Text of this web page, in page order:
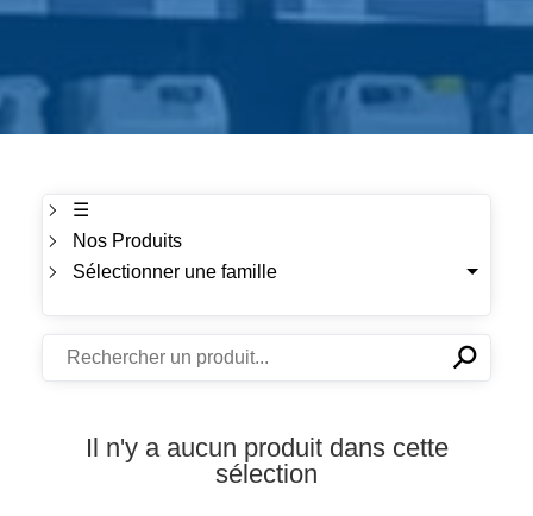
☰
Nos Produits
Sélectionner une famille
✕⚲
Il n'y a aucun produit dans cette
sélection